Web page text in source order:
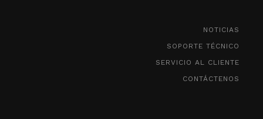
NOTICIAS
SOPORTE TÉCNICO
SERVICIO AL CLIENTE
CONTÁCTENOS